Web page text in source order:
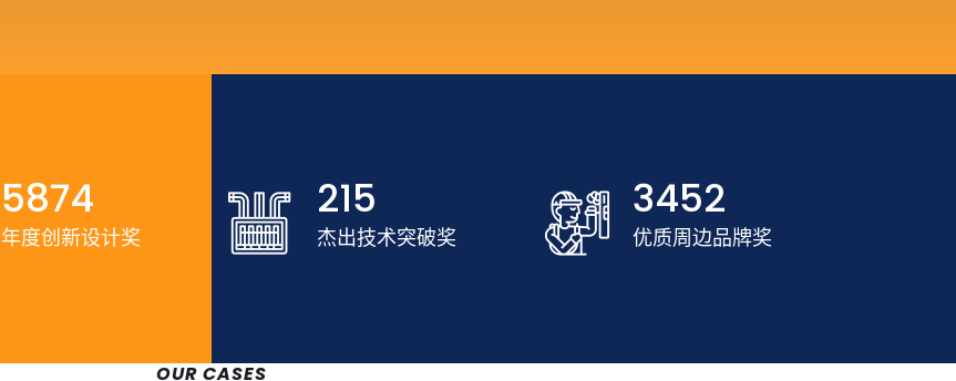
5874
年度创新设计奖
215
杰出技术突破奖
3452
优质周边品牌奖
OUR CASES